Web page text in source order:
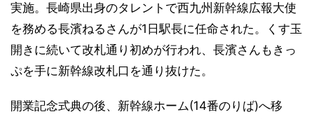
実施。長崎県出身のタレントで西九州新幹線広報大使
を務める長濱ねるさんが1日駅長に任命された。くす玉
開きに続いて改札通り初めが行われ、長濱さんもきっ
ぷを手に新幹線改札口を通り抜けた。
開業記念式典の後、新幹線ホーム(14番のりば)へ移